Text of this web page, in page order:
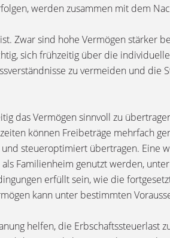
werden zusammen mit dem
Zwar sind hohe Vermögen stärker
sich frühzeitig über die
zu vermeiden und die
das Vermögen sinnvoll zu
können Freibeträge mehrfach
steueroptimiert übertragen. Eine
Familienheim genutzt werden,
erfüllt sein, wie die
kann unter bestimmten
helfen, die Erbschaftssteuerlast